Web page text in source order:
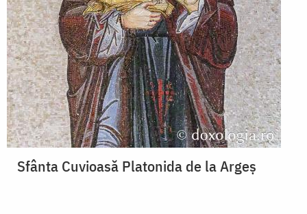
Sfânta Cuvioasă Platonida de la Argeș